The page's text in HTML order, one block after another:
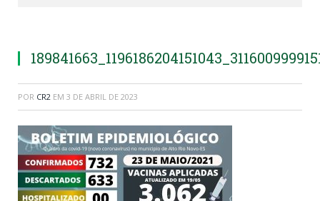
POR CR2 EM 3 DE ABRIL DE 2023